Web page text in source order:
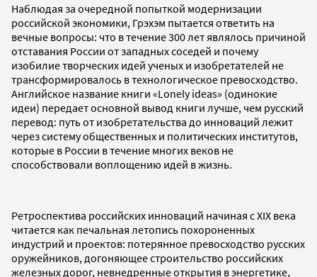
Наблюдая за очередной попыткой модернизации
российской экономики, Грэхэм пытается ответить на
вечные вопросы: что в течение 300 лет являлось причиной
отставания России от западных соседей и почему
изобилие творческих идей ученых и изобретателей не
трансформировалось в технологическое превосходство.
Английское название книги «Lonely ideas» (одинокие
идеи) передает основной вывод книги лучше, чем русский
перевод: путь от изобретательства до инноваций лежит
через систему общественных и политических институтов,
которые в России в течение многих веков не
способствовали воплощению идей в жизнь.
Ретроспектива российских инноваций начиная с XIX века
читается как печальная летопись похороненных
индустрий и проектов: потерянное превосходство русских
оружейников, догоняющее строительство российских
железных дорог, невнедренные открытия в энергетике,